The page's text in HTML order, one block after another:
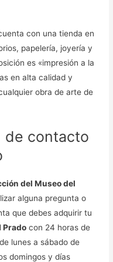
con una tienda en
papelería, joyería y
es «impresión a la
en alta calidad y
obra de arte de
de contacto
del Museo del
alguna pregunta o
que debes adquirir tu
Prado con 24 horas de
lunes a sábado de
domingos y días